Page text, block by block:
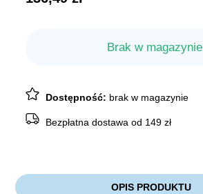
Brak w magazynie
Dostępność: brak w magazynie
Bezpłatna dostawa od 149 zł
OPIS PRODUKTU